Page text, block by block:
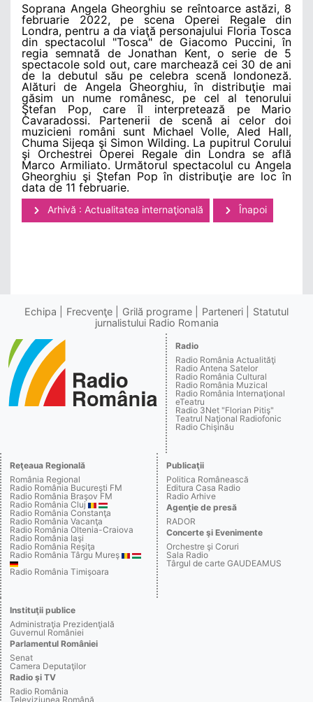
Soprana Angela Gheorghiu se reîntoarce astăzi, 8
februarie 2022, pe scena Operei Regale din
Londra, pentru a da viaţă personajului Floria Tosca
din spectacolul "Tosca" de Giacomo Puccini, în
regia semnată de Jonathan Kent, o serie de 5
spectacole sold out, care marchează cei 30 de ani
de la debutul său pe celebra scenă londoneză.
Alături de Angela Gheorghiu, în distribuţie mai
găsim un nume românesc, pe cel al tenorului
Ştefan Pop, care îl interpretează pe Mario
Cavaradossi. Partenerii de scenă ai celor doi
muzicieni români sunt Michael Volle, Aled Hall,
Chuma Sijeqa şi Simon Wilding. La pupitrul Corului
şi Orchestrei Operei Regale din Londra se află
Marco Armiliato. Următorul spectacolul cu Angela
Gheorghiu şi Ştefan Pop în distribuţie are loc în
data de 11 februarie.
Arhivă : Actualitatea internaţională Înapoi
Echipa Frecvenţe Grilă programe Parteneri
Statutul
jurnalistului Radio Romania
Radio
Radio România Actualităţi
Radio Antena Satelor
Radio România Cultural
Radio România Muzical
Radio România Internaţional
eTeatru
Radio 3Net "Florian Pitiş"
Teatrul Naţional Radiofonic
Radio Chişinău
Reţeaua Regională
România Regional
Radio România Bucureşti FM
Radio România Braşov FM
Radio România Cluj
Radio România Constanţa
Radio România Vacanţa
Radio România Oltenia-Craiova
Radio România Iaşi
Radio România Reşiţa
Radio România Târgu Mureş
Radio România Timişoara
Publicaţii
Politica Românească
Editura Casa Radio
Radio Arhive
Agenţie de presă
RADOR
Concerte şi Evenimente
Orchestre şi Coruri
Sala Radio
Târgul de carte GAUDEAMUS
Instituţii publice
Administraţia Prezidenţială
Guvernul României
Parlamentul României
Senat
Camera Deputaţilor
Radio şi TV
Radio România
Televiziunea Română